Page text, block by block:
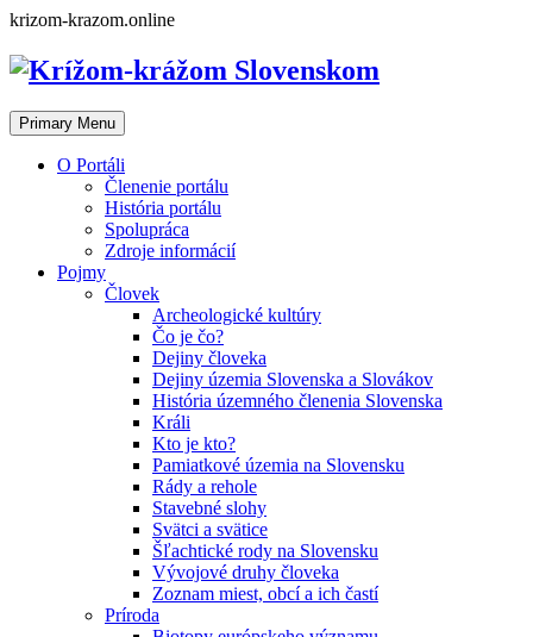
Skip
content
krizom-krazom.online
Primary Menu
O Portáli
Členenie portálu
História portálu
Spolupráca
Zdroje informácií
Pojmy
Človek
Archeologické kultúry
Čo je čo?
Dejiny človeka
Dejiny územia Slovenska a Slovákov
História územného členenia Slovenska
Králi
Kto je kto?
Pamiatkové územia na Slovensku
Rády a rehole
Stavebné slohy
Svätci a svätice
Šľachtické rody na Slovensku
Vývojové druhy človeka
Zoznam miest, obcí a ich častí
Príroda